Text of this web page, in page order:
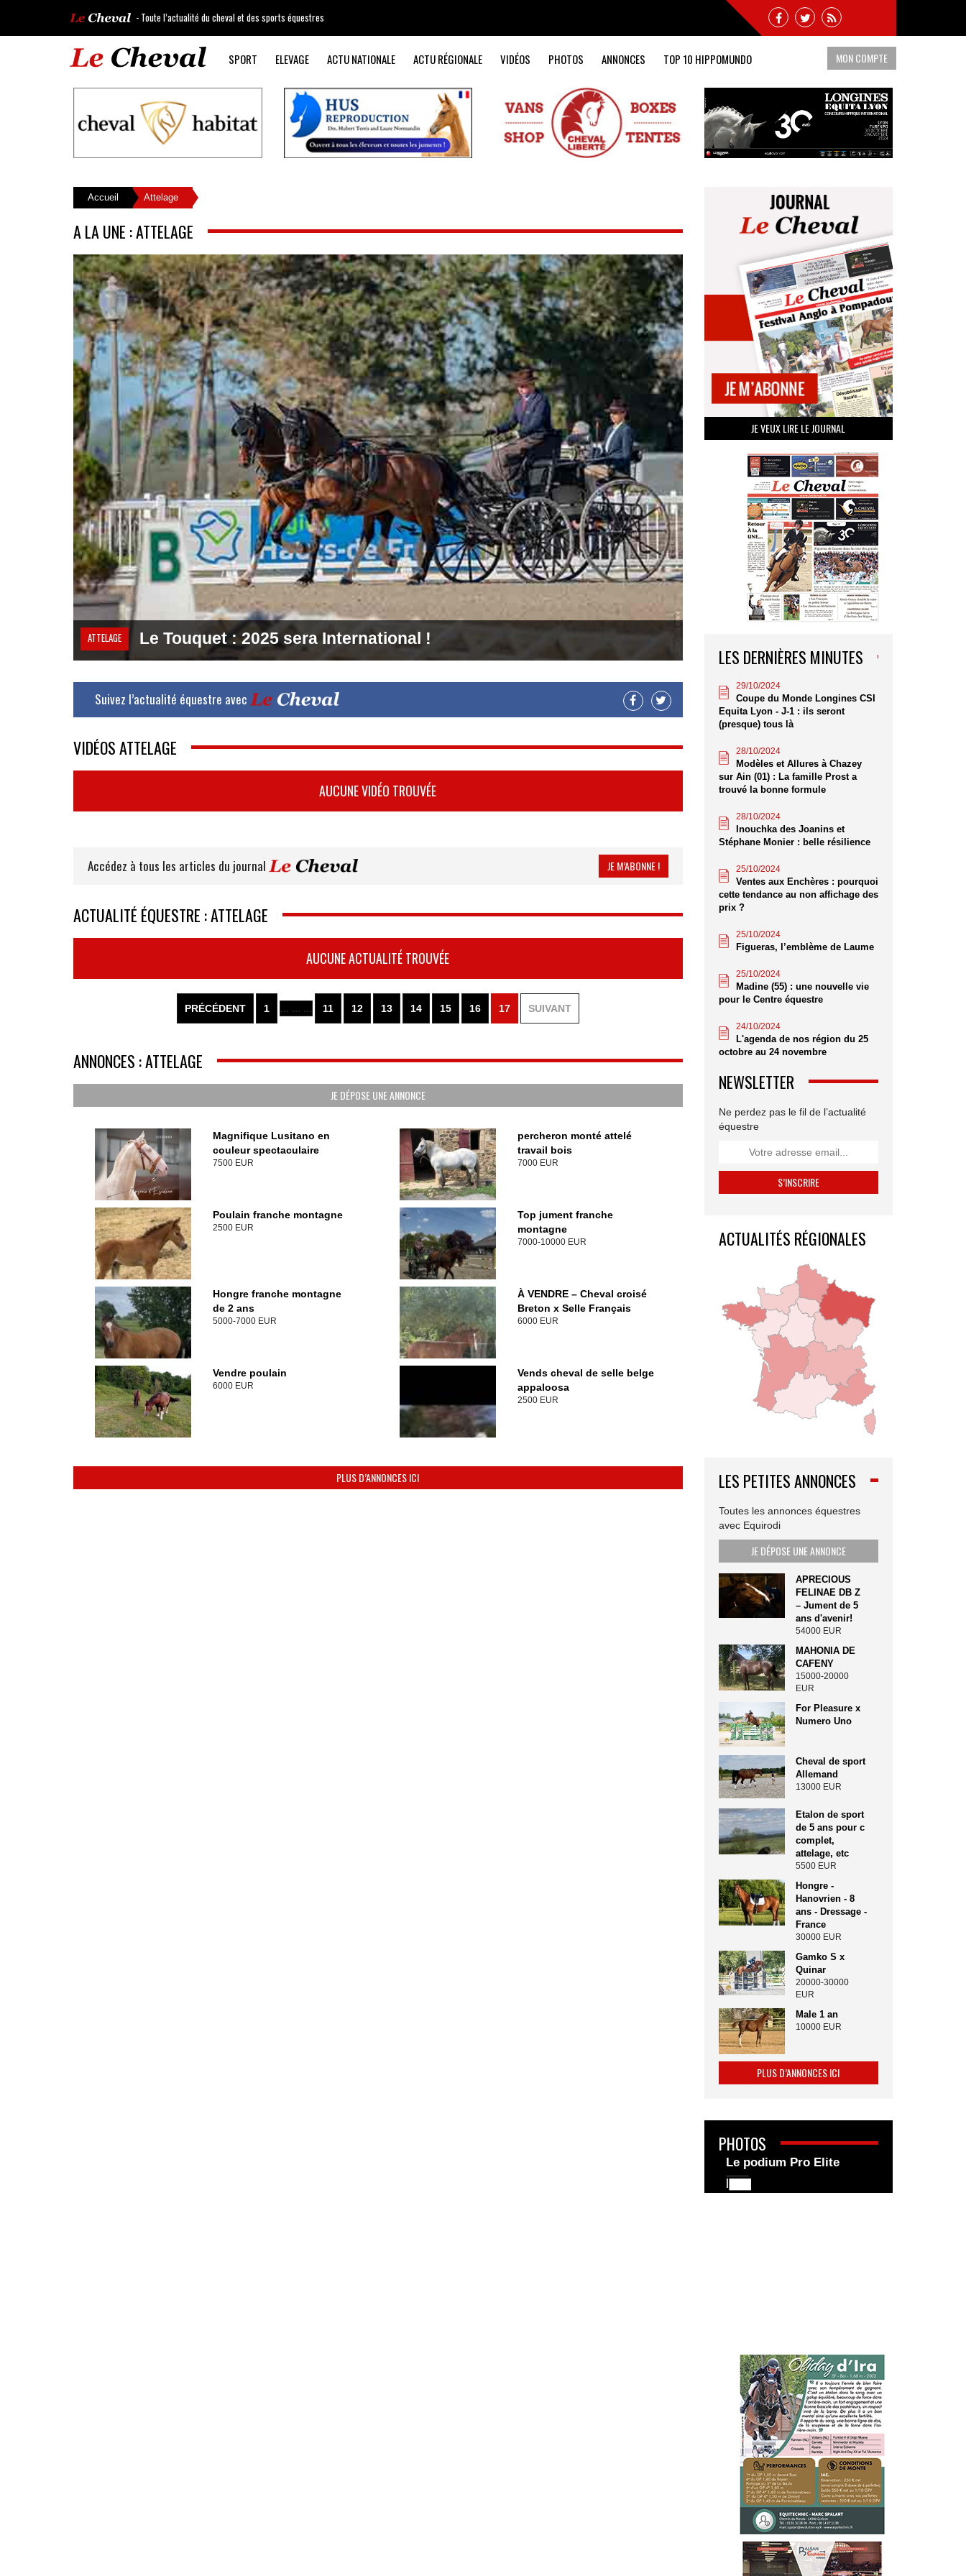
- Toute l’actualité du cheval et des sports équestres
SPORT ELEVAGE ACTU NATIONALE ACTU RÉGIONALE VIDÉOS PHOTOS ANNONCES TOP 10 HIPPOMUNDO MON COMPTE
Accueil Attelage
A LA UNE : ATTELAGE
ATTELAGE Le Touquet : 2025 sera International !
Suivez l’actualité équestre avec
VIDÉOS ATTELAGE
AUCUNE VIDÉO TROUVÉE
Accédez à tous les articles du journal JE M’ABONNE !
ACTUALITÉ ÉQUESTRE : ATTELAGE
AUCUNE ACTUALITÉ TROUVÉE
PRÉCÉDENT 1 ... ... ... 11 12 13 14 15 16 17 SUIVANT
ANNONCES : ATTELAGE
JE DÉPOSE UNE ANNONCE
Magnifique Lusitano en
couleur spectaculaire
7500 EUR
percheron monté attelé
travail bois
7000 EUR
Poulain franche montagne
2500 EUR
Top jument franche
montagne
7000-10000 EUR
Hongre franche montagne
de 2 ans
5000-7000 EUR
À VENDRE – Cheval croisé
Breton x Selle Français
6000 EUR
Vendre poulain
6000 EUR
Vends cheval de selle belge
appaloosa
2500 EUR
PLUS D’ANNONCES ICI
JE VEUX LIRE LE JOURNAL
LES DERNIÈRES MINUTES
29/10/2024
Coupe du Monde Longines CSI
Equita Lyon - J-1 : ils seront
(presque) tous là
28/10/2024
Modèles et Allures à Chazey
sur Ain (01) : La famille Prost a
trouvé la bonne formule
28/10/2024
Inouchka des Joanins et
Stéphane Monier : belle résilience
25/10/2024
Ventes aux Enchères : pourquoi
cette tendance au non affichage des
prix ?
25/10/2024
Figueras, l’emblème de Laume
25/10/2024
Madine (55) : une nouvelle vie
pour le Centre équestre
24/10/2024
L'agenda de nos région du 25
octobre au 24 novembre
NEWSLETTER
Ne perdez pas le fil de l’actualité
équestre
ACTUALITÉS RÉGIONALES
LES PETITES ANNONCES
Toutes les annonces équestres
avec Equirodi
JE DÉPOSE UNE ANNONCE
APRECIOUS
FELINAE DB Z
– Jument de 5
ans d'avenir!
54000 EUR
MAHONIA DE
CAFENY
15000-20000
EUR
For Pleasure x
Numero Uno
Cheval de sport
Allemand
13000 EUR
Etalon de sport
de 5 ans pour c
complet,
attelage, etc
5500 EUR
Hongre -
Hanovrien - 8
ans - Dressage -
France
30000 EUR
Gamko S x
Quinar
20000-30000
EUR
Male 1 an
10000 EUR
PLUS D’ANNONCES ICI
PHOTOS
Le podium Pro Elite